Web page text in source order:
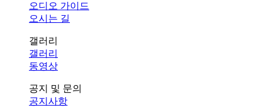
오디오 가이드
오시는 길
갤러리
갤러리
동영상
공지 및 문의
공지사항